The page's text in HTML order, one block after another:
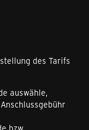
des Tarifs
auswähle,